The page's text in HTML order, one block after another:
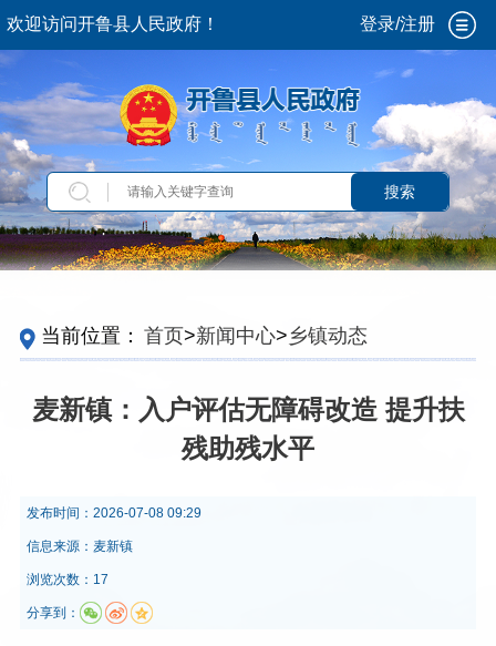
欢迎访问开鲁县人民政府！ 登录/注册
搜索
当前位置： 首页>新闻中心>乡镇动态
麦新镇：入户评估无障碍改造 提升扶
残助残水平
发布时间： 2026-07-08 09:29
信息来源： 麦新镇
浏览次数：17
分享到：